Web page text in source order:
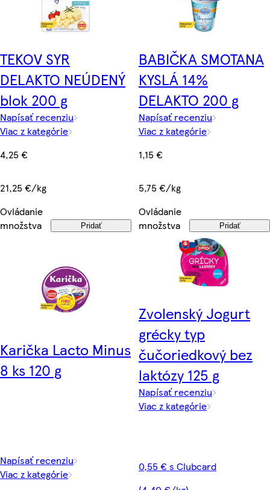
TEKOV SYR
DELAKTO NEÚDENÝ
blok 200 g
Napísať recenziu
Viac z kategórie
4,25 €
21,25 €/kg
Ovládanie
množstva
Pridať
BABIČKA SMOTANA
KYSLÁ 14%
DELAKTO 200 g
Napísať recenziu
Viac z kategórie
1,15 €
5,75 €/kg
Ovládanie
množstva
Pridať
Karička Lacto Minus
8 ks 120 g
Napísať recenziu
Viac z kategórie
Zvolenský Jogurt
grécky typ
čučoriedkový bez
laktózy 125 g
Napísať recenziu
Viac z kategórie
0,55 € s Clubcard